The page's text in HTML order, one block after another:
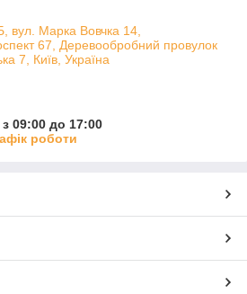
вул. Марка Вовчка 14,
67, Деревообробний провулок
7, Київ, Україна
09:00 до 17:00
роботи